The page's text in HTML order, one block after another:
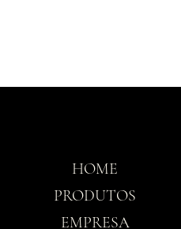
HOME
PRODUTOS
EMPRESA